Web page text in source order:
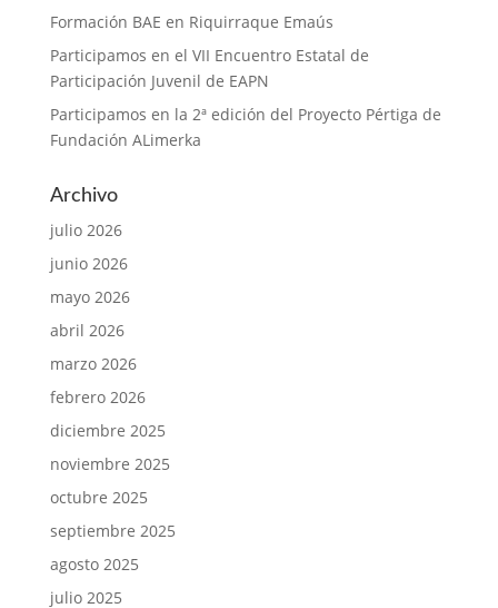
Formación BAE en Riquirraque Emaús
Participamos en el VII Encuentro Estatal de
Participación Juvenil de EAPN
Participamos en la 2ª edición del Proyecto Pértiga de
Fundación ALimerka
Archivo
julio 2026
junio 2026
mayo 2026
abril 2026
marzo 2026
febrero 2026
diciembre 2025
noviembre 2025
octubre 2025
septiembre 2025
agosto 2025
julio 2025